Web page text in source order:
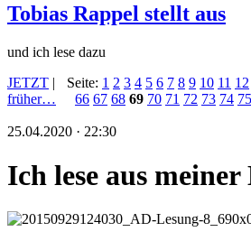
Tobias Rappel stellt aus
und ich lese dazu
JETZT |
früher…
Seite: 1 2 3 4 5 6 7 8 9 10 11 12
66 67 68 69 70 71 72 73 74 75
25.04.2020 · 22:30
Ich lese aus